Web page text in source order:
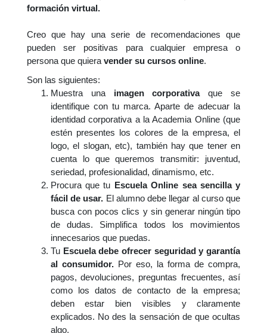
formación virtual.
Creo que hay una serie de recomendaciones que
pueden ser positivas para cualquier empresa o
persona que quiera vender su cursos online.
Son las siguientes:
Muestra una imagen corporativaque se
identifique con tu marca. Aparte de adecuar la
identidad corporativa a la Academia Online (que
estén presentes los colores de la empresa, el
logo, el slogan, etc), también hay que tener en
cuenta lo que queremos transmitir: juventud,
seriedad, profesionalidad, dinamismo, etc.
Procura que tu Escuela Online sea sencilla y
fácil de usar. El alumno debe llegar al curso que
busca con pocos clics y sin generar ningún tipo
de dudas. Simplifica todos los movimientos
innecesarios que puedas.
Tu Escuela debe ofrecer seguridad y garantía
al consumidor.Por eso, la forma de compra,
pagos, devoluciones, preguntas frecuentes, así
como los datos de contacto de la empresa;
deben estar bien visibles y claramente
explicados. No des la sensación de que ocultas
algo.